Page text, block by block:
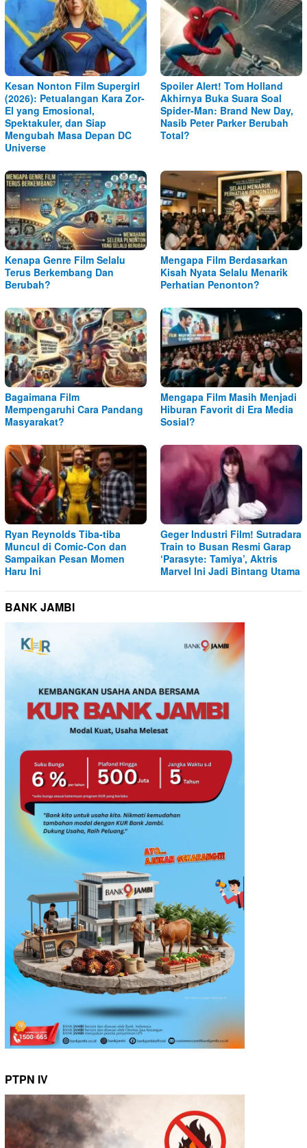
Kesan Nonton Film Supergirl
(2026): Petualangan Kara Zor-
El yang Emosional,
Spektakuler, dan Siap
Mengubah Masa Depan DC
Universe
Spoiler Alert! Tom Holland
Akhirnya Buka Suara Soal
Spider-Man: Brand New Day,
Nasib Peter Parker Berubah
Total?
Kenapa Genre Film Selalu
Terus Berkembang Dan
Berubah?
Mengapa Film Berdasarkan
Kisah Nyata Selalu Menarik
Perhatian Penonton?
Bagaimana Film
Mempengaruhi Cara Pandang
Masyarakat?
Mengapa Film Masih Menjadi
Hiburan Favorit di Era Media
Sosial?
Ryan Reynolds Tiba-tiba
Muncul di Comic-Con dan
Sampaikan Pesan Momen
Haru Ini
Geger Industri Film! Sutradara
Train to Busan Resmi Garap
‘Parasyte: Tamiya’, Aktris
Marvel Ini Jadi Bintang Utama
BANK JAMBI
PTPN IV